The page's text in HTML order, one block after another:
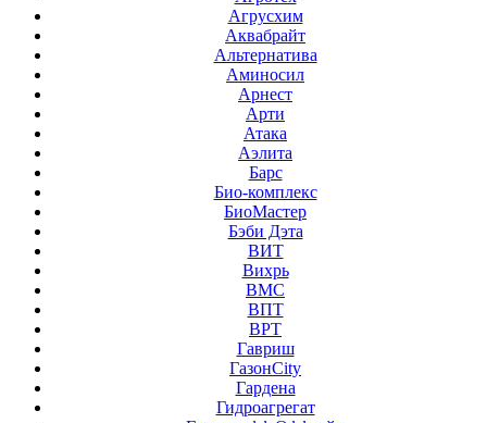
Агрусхим
Аквабрайт
Альтернатива
Аминосил
Арнест
Арти
Атака
Аэлита
Барс
Био-комплекс
БиоМастер
Бэби Дэта
ВИТ
Вихрь
ВМС
ВПТ
ВРТ
Гавриш
ГазонCity
Гардена
Гидроагрегат